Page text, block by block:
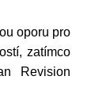
oporu pro
zatímco
Revision